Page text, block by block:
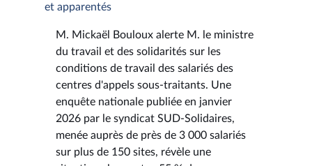
et apparentés
M. Mickaël Bouloux alerte M. le ministre
du travail et des solidarités sur les
conditions de travail des salariés des
centres d'appels sous-traitants. Une
enquête nationale publiée en janvier
2026 par le syndicat SUD-Solidaires,
menée auprès de près de 3 000 salariés
sur plus de 150 sites, révèle une